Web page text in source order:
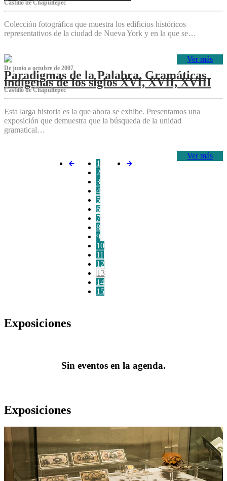
Castillo de Chapultepec
Colección fotográfica que muestra los edificios históricos
representativos de la ciudad de Nueva York y en la que se…
Ver más
De junio a octubre de 2007
Paradigmas de la Palabra. Gramáticas
indígenas de los siglos XVI, XVII, XVIII
Castillo de Chapultepec
Esta larga historia es la que ahora se exhibe. Presentamos una
exposición que demuestra que la búsqueda de la unidad
gramatical…
Ver más
1
2
3
4
5
6
7
8
9
10
11
12
13
14
15
Exposiciones
Sin eventos en la agenda.
Exposiciones